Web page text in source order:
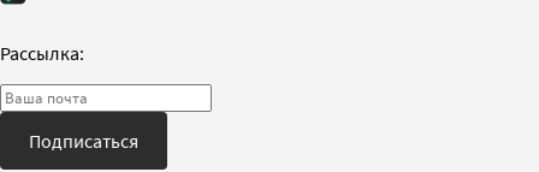
Рассылка:
Подписаться